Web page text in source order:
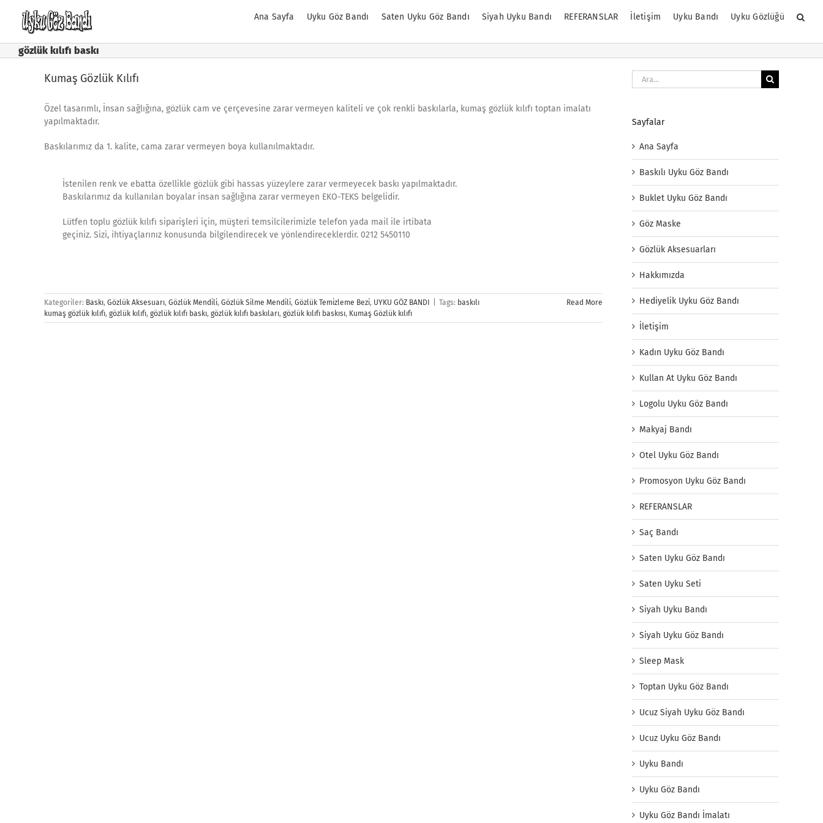
content
Ana Sayfa Uyku Göz Bandı Saten Uyku Göz Bandı Siyah Uyku Bandı REFERANSLAR İletişim Uyku Bandı Uyku Gözlüğü
gözlük kılıfı baskı
Kumaş Gözlük Kılıfı
Özel tasarımlı, İnsan sağlığına, gözlük cam ve çerçevesine zarar vermeyen kaliteli ve çok renkli baskılarla, kumaş gözlük kılıfı toptan imalatı
yapılmaktadır.
Baskılarımız da 1. kalite, cama zarar vermeyen boya kullanılmaktadır.
İstenilen renk ve ebatta özellikle gözlük gibi hassas yüzeylere zarar vermeyecek baskı yapılmaktadır.
Baskılarımız da kullanılan boyalar insan sağlığına zarar vermeyen EKO-TEKS belgelidir.
Lütfen toplu gözlük kılıfı siparişleri için, müşteri temsilcilerimizle telefon yada mail ile irtibata
geçiniz. Sizi, ihtiyaçlarınız konusunda bilgilendirecek ve yönlendireceklerdir. 0212 5450110
Kategoriler: Baskı, Gözlük Aksesuarı, Gözlük Mendili, Gözlük Silme Mendili, Gözlük Temizleme Bezi, UYKU GÖZ BANDI Tags: baskılı
kumaş gözlük kılıfı, gözlük kılıfı, gözlük kılıfı baskı, gözlük kılıfı baskıları, gözlük kılıfı baskısı, Kumaş Gözlük kılıfı
Read More
Ara:
Sayfalar
Ana Sayfa
Baskılı Uyku Göz Bandı
Buklet Uyku Göz Bandı
Göz Maske
Gözlük Aksesuarları
Hakkımızda
Hediyelik Uyku Göz Bandı
İletişim
Kadın Uyku Göz Bandı
Kullan At Uyku Göz Bandı
Logolu Uyku Göz Bandı
Makyaj Bandı
Otel Uyku Göz Bandı
Promosyon Uyku Göz Bandı
REFERANSLAR
Saç Bandı
Saten Uyku Göz Bandı
Saten Uyku Seti
Siyah Uyku Bandı
Siyah Uyku Göz Bandı
Sleep Mask
Toptan Uyku Göz Bandı
Ucuz Siyah Uyku Göz Bandı
Ucuz Uyku Göz Bandı
Uyku Bandı
Uyku Göz Bandı
Uyku Göz Bandı İmalatı